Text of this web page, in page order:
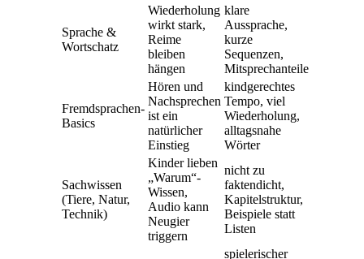
Sprache &
Wortschatz
Wiederholung
wirkt stark,
Reime
bleiben
hängen
klare
Aussprache,
kurze
Sequenzen,
Mitsprechanteile
Fremdsprachen-
Basics
Hören und
Nachsprechen
ist ein
natürlicher
Einstieg
kindgerechtes
Tempo, viel
Wiederholung,
alltagsnahe
Wörter
Sachwissen
(Tiere, Natur,
Technik)
Kinder lieben
„Warum“-
Wissen,
Audio kann
Neugier
triggern
nicht zu
faktendicht,
Kapitelstruktur,
Beispiele statt
Listen
spielerischer